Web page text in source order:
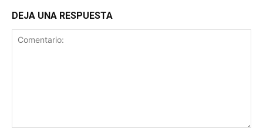
DEJA UNA RESPUESTA